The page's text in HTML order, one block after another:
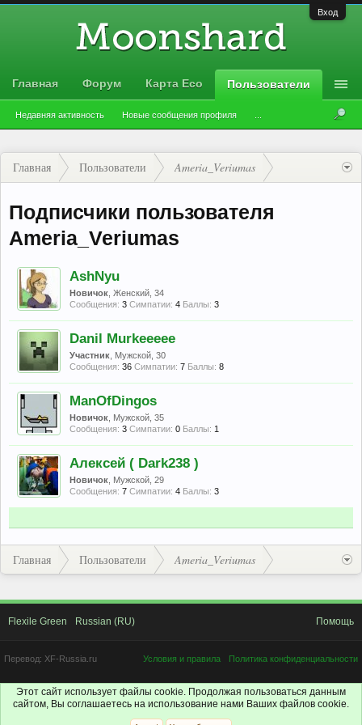
Вход
Главная Форум Карта Eco Пользователи
Недавняя активность Новые сообщения профиля
Главная Пользователи Ameria_Veriumas
Подписчики пользователя
Ameria_Veriumas
AshNyu
Новичок , Женский, 34
Сообщения: 3 Симпатии: 4 Баллы: 3
Danil Murkeeeee
Участник , Мужской, 30
Сообщения: 36 Симпатии: 7 Баллы: 8
ManOfDingos
Новичок , Мужской, 35
Сообщения: 3 Симпатии: 0 Баллы: 1
Алексей ( Dark238 )
Новичок , Мужской, 29
Сообщения: 7 Симпатии: 4 Баллы: 3
Главная Пользователи Ameria_Veriumas
Flexile Green Russian (RU) Помощь
Условия и правила Политика конфиденциальности
Перевод: XF-Russia.ru
Этот сайт использует файлы cookie. Продолжая пользоваться данным
сайтом, Вы соглашаетесь на использование нами Ваших файлов cookie.